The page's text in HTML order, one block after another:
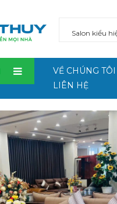
VỀ CHÚNG TÔI
LIÊN HỆ